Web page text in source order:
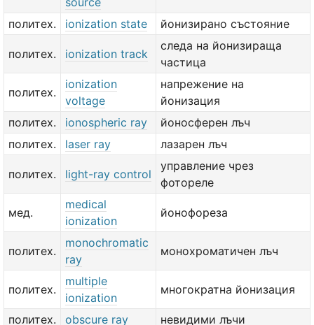
политех. ionization state йонизирано състояние
политех. ionization track
следа на йонизираща
частица
политех.
ionization
voltage
напрежение на
йонизация
политех.
ionospheric ray
йоносферен лъч
политех.
laser ray лазарен лъч
политех. light-ray control
управление чрез
фотореле
мед.
medical
ionization
йонофореза
политех.
monochromatic
ray
монохроматичен лъч
политех.
multiple
ionization
многократна йонизация
политех. obscure ray
невидими лъчи